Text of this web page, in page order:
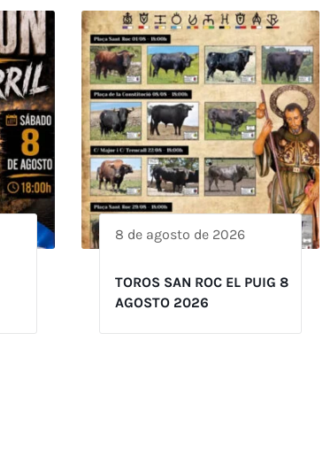
8 de agosto de 2026
TOROS SAN ROC EL PUIG 8
AGOSTO 2026